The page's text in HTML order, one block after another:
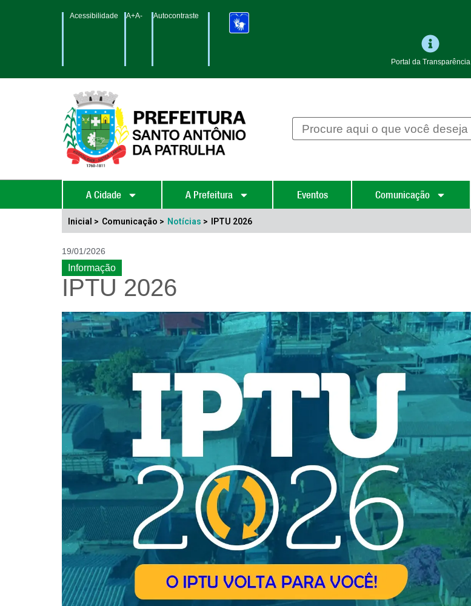
Acessibilidade A+A- Autocontraste
Portal da Transparência
A Cidade A Prefeitura Eventos Comunicação
Inicial > Comunicação > Notícias > IPTU 2026
19/01/2026
Informação
IPTU 2026